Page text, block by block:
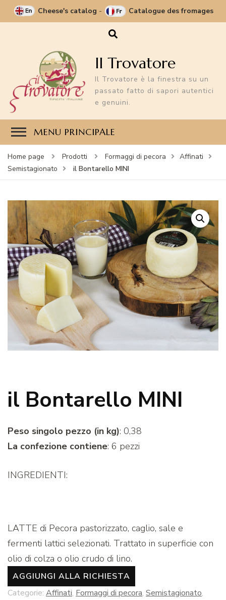
Cheese's catalog - Catalogue des fromages
Il Trovatore
Il Trovatore è la finestra su un
passato fatto di sapori autentici
e genuini.
MENU PRINCIPALE
Home page Prodotti Formaggi di pecora
Affinati
Semistagionato
il Bontarello MINI
il Bontarello MINI
Peso singolo pezzo (in kg): 0,38
La confezione contiene: 6 pezzi
INGREDIENTI:
LATTE di Pecora pastorizzato, caglio, sale e
fermenti lattici selezionati. Trattato in superficie con
olio di colza o olio crudo di lino.
AGGIUNGI ALLA RICHIESTA
Categorie: Affinati, Formaggi di pecora, Semistagionato,